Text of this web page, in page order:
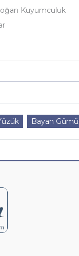
Kuyumculuk
Bayan